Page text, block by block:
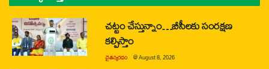
చట్టం చేస్తున్నాం…బీసీలకు సంరక్షణ
కల్పిస్తాం
చైతన్యరధం @August 8, 2026